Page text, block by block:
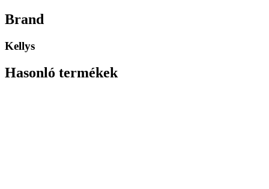
Brand
Kellys
Hasonló termékek